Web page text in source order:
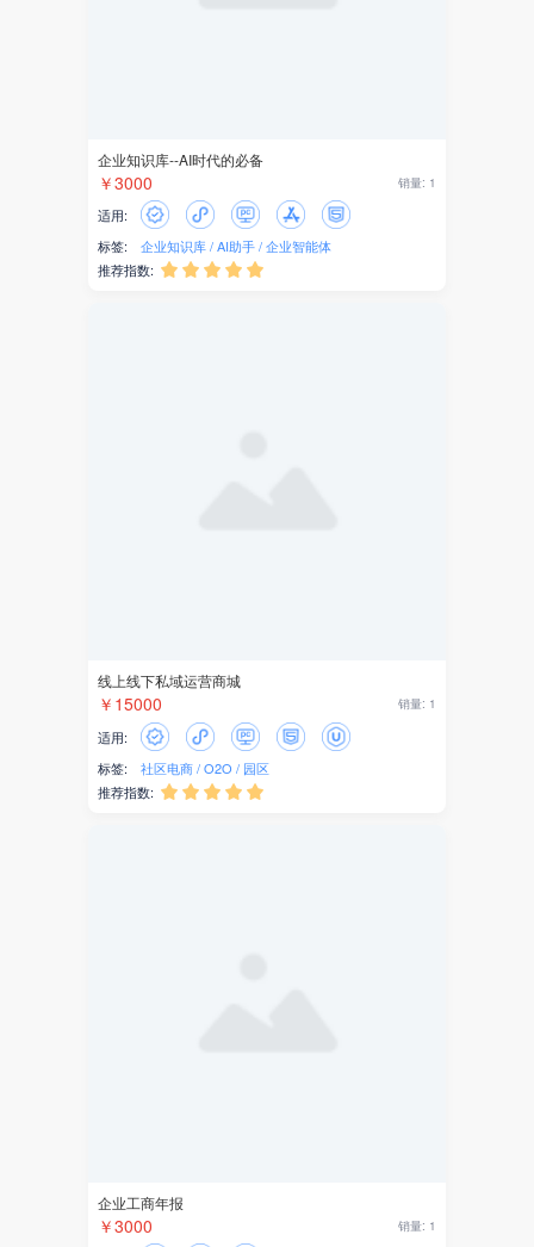
短视频
同城
外卖
抖音
引流
营销
直播
企业知识库--AI时代的必备
￥3000 销量: 1
适用:
标签:
企业知识库 AI助手 企业智能体
推荐指数:     
线上线下私域运营商城
￥15000 销量: 1
适用:
标签:
社区电商 O2O
园区
推荐指数:     
企业工商年报
￥3000 销量: 1